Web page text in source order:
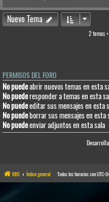
Nuevo Tema
2 temas
PERMISOS DEL FORO
No puedeabrir nuevos temas en esta
No puederesponder a temas en esta
No puedeeditar sus mensajes en esta
No puedeborrar sus mensajes en esta
No puedeenviar adjuntos en esta sala
BBS Índice general Todos los horarios sonUTC-